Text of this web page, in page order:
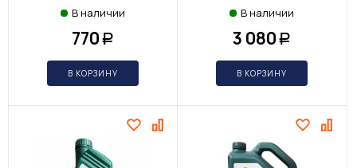
В наличии
770 Р
В КОРЗИНУ
В наличии
3 080 Р
В КОРЗИНУ